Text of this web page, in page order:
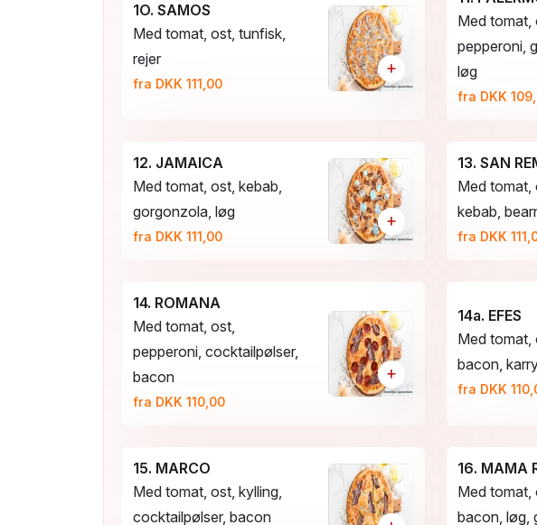
1O. SAMOS
Med tomat, ost, tunfisk,
rejer
fra DKK 111,00
+
Med tomat,
pepperoni,
løg
fra DKK
12. JAMAICA
Med tomat, ost, kebab,
gorgonzola, løg
fra DKK 111,00
+
13. SAN
Med tomat,
kebab,
fra DKK
14. ROMANA
Med tomat, ost,
pepperoni, cocktailpølser,
bacon
fra DKK 110,00
+
14a. EFES
Med tomat,
bacon,
fra DKK
15. MARCO
Med tomat, ost, kylling,
cocktailpølser, bacon
16. MAMA
Med tomat,
bacon, løg,